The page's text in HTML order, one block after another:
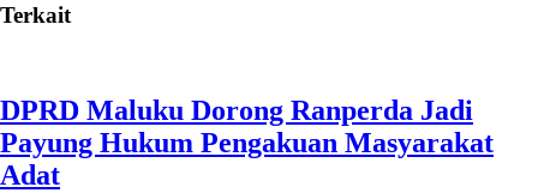
Terkait
DPRD Maluku Dorong Ranperda Jadi
Payung Hukum Pengakuan Masyarakat
Adat